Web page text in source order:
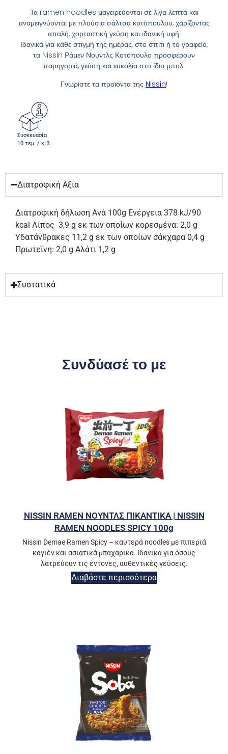
Τα ramen noodles μαγειρεύονται σε λίγα λεπτά και
αναμειγνύονται με πλούσια σάλτσα κοτόπουλου, χαρίζοντας
απαλή, χορταστική γεύση και ιδανική υφή.
Ιδανικά για κάθε στιγμή της ημέρας, στο σπίτι ή το γραφείο,
τα Nissin Ράμεν Νουντλς Κοτόπουλο προσφέρουν
παρηγοριά, γεύση και ευκολία στο ίδιο μπολ.
Γνωρίστε τα προϊόντα της Nissin!
Συσκευασία
10 τεμ. / κιβ.
Διατροφική Αξία
Διατροφική δήλωση Ανά 100g Ενέργεια 378 kJ/90
kcal Λίπος 3,9 g εκ των οποίων κορεσμένα: 2,0 g
Υδατάνθρακες 11,2 g εκ των οποίων σάκχαρα 0,4 g
Πρωτεΐνη: 2,0 g Αλάτι 1,2 g
Συστατικά
Συνδύασέ το με
NISSIN RAMEN ΝΟΥΝΤΛΣ ΠΙΚΑΝΤΙΚΑ | NISSIN
RAMEN NOODLES SPICY 100g
Nissin Demae Ramen Spicy – καυτερά noodles με πιπεριά
καγιέν και ασιατικά μπαχαρικά. Ιδανικά για όσους
λατρεύουν τις έντονες, αυθεντικές γεύσεις.
Διαβάστε περισσότερα